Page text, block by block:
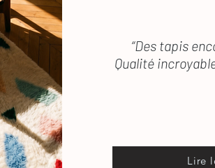
“Des tapis
Qualité
Lire